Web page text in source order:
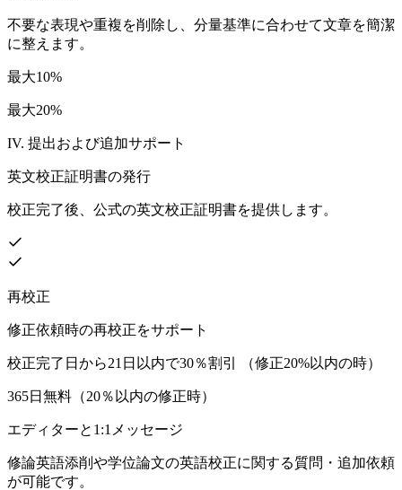
不要な表現や重複を削除し、分量基準に合わせて文章を簡潔
に整えます。
最大10%
最大20%
IV. 提出および追加サポート
英文校正証明書の発行
校正完了後、公式の英文校正証明書を提供します。
再校正
修正依頼時の再校正をサポート
校正完了日から21日以内で30％割引 （修正20%以内の時）
365日無料（20％以内の修正時）
エディターと1:1メッセージ
修論英語添削や学位論文の英語校正に関する質問・追加依頼
が可能です。